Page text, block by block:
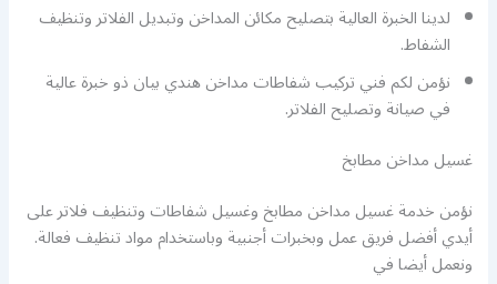
لدينا الخبرة العالية بتصليح مكائن المداخن وتبديل الفلاتر وتنظيف
الشفاط.
نؤمن لكم فني تركيب شفاطات مداخن هندي بيان ذو خبرة عالية
في صيانة وتصليح الفلاتر.
غسيل مداخن مطابخ
نؤمن خدمة غسيل مداخن مطابخ وغسيل شفاطات وتنظيف فلاتر على
أيدي أفضل فريق عمل وبخبرات أجنبية وباستخدام مواد تنظيف فعالة.
ونعمل أيضا في